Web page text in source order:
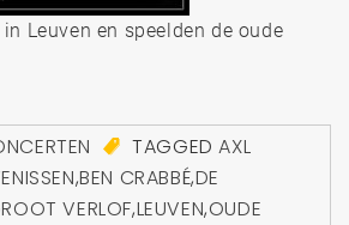
Leuven en speelden de oude
TAGGEDAXL
,BEN CRABBÉ,DE
VERLOF,LEUVEN,OUDE